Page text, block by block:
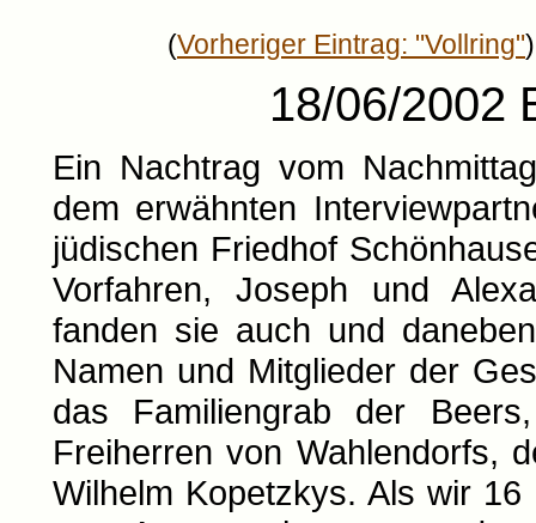
(Vorheriger Eintrag: "Vollring"
18/06/2002
Ein Nachtrag vom
dem erwähnten
jüdischen Friedhof
Vorfahren, Joseph und
fanden sie auch und
Namen und Mitglieder der
das Familiengrab der
Freiherren von Wahlendorfs,
Wilhelm Kopetzkys. Als wir